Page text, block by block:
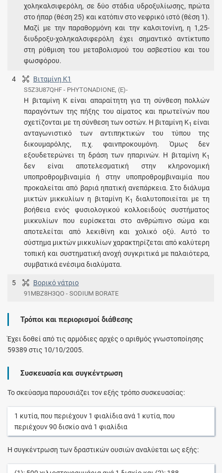
χοληκαλσιφερόλη, σε δύο στάδια υδροξυλίωσης, πρώτα
στο ήπαρ (θέση 25) και κατόπιν στο νεφρικό ιστό (θέση 1).
Μαζί με την παραθορμόνη και την καλσιτονίνη, η 1,25-
διυδροξυ-χοληκαλσιφερόλη έχει σημαντικό αντίκτυπο
στη ρύθμιση του μεταβολισμού του ασβεστίου και του
φωσφόρου.
4 Βιταμίνη K1
S5Z3U87QHF - PHYTONADIONE, (E)-
H βιταμίνη K είναι απαραίτητη για τη σύνθεση πολλών
παραγόντων της πήξης του αίματος και πρωτεϊνών που
σχετίζονται με τη σύνθεση των οστών. Η βιταμίνη Κ1 είναι
ανταγωνιστικό των αντιπηκτικών του τύπου της
δικουμαρόλης, π.χ. φαινπροκουμόνη. Όμως δεν
εξουδετερώνει τη δράση των ηπαρινών. Η βιταμίνη K1
δεν είναι αποτελεσματική στην κληρονομική
υποπροθρομβιναιμία ή στην υποπροθρομβιναιμία που
προκαλείται από βαριά ηπατική ανεπάρκεια. Στο διάλυμα
μικτών μικκυλίων η βιταμίνη Κ1
διαλυτοποιείται με τη
βοήθεια ενός φυσιολογικού κολλοειδούς συστήματος
μικκυλίων που ευρίσκεται στο ανθρώπινο σώμα και
αποτελείται από λεκιθίνη και χολικό οξύ. Αυτό το
σύστημα μικτών μικκυλίων χαρακτηρίζεται από καλύτερη
τοπική και συστηματική ανοχή συγκριτικά με παλαιότερα,
συμβατικά ενέσιμα διαλύματα.
5 Βορικό νάτριο
91MBZ8H3QO - SODIUM BORATE
Τρόποι και περιορισμοί διάθεσης
Έχει δοθεί από τις αρμόδιες αρχές ο αριθμός γνωστοποίησης
59389 στις 10/10/2005.
Συσκευασία και συγκέντρωση
Το σκεύασμα παρουσιάζει τον εξής τρόπο συσκευασίας:
1 κυτία, που περιέχουν 1 φιαλίδιαανά 1 κυτία, που
περιέχουν90 δισκίοανά 1 φιαλίδια
Η συγκέντρωση των δραστικών ουσιών αναλύεται ως εξής: